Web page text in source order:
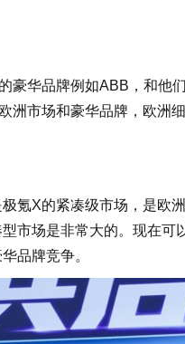
豪华品牌例如ABB，和他
洲市场和豪华品牌，欧洲
氪X的紧凑级市场，是欧
市场是非常大的。现在可
品牌竞争。